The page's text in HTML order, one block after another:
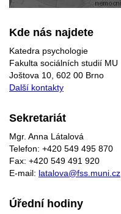
Kde nás najdete
Katedra psychologie
Fakulta sociálních studií MU
Joštova 10, 602 00 Brno
Další kontakty
Sekretariát
Mgr. Anna Látalová
Telefon: +420 549 495 870
Fax: +420 549 491 920
E-mail: latalova@fss.muni.cz
Úřední hodiny